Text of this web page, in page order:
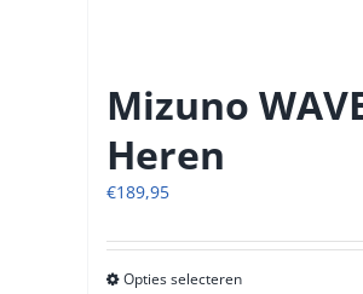
Mizuno
Heren
€189,95
Opties selecterenDit